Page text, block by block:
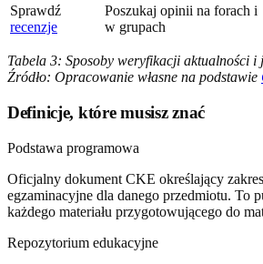
Sprawdź
recenzje
Poszukaj opinii na forach i
w grupach
Tabela 3: Sposoby weryfikacji aktualności i
Źródło: Opracowanie własne na podstawie
Definicje, które musisz znać
Podstawa programowa
Oficjalny dokument CKE określający
egzaminacyjne dla danego przedmiotu. To
każdego materiału przygotowującego do
Repozytorium edukacyjne